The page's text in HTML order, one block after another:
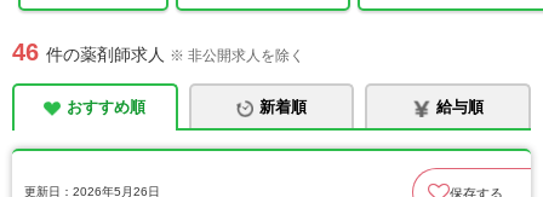
46 件の薬剤師求人 ※ 非公開求人を除く
おすすめ順 新着順 給与順
更新日：2026年5月26日 保存する